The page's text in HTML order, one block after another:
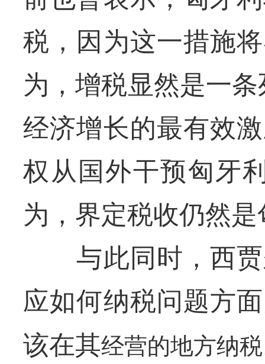
税，因为这一措施
为，增税显然是一
经济增长的最有效
权从国外干预匈牙
为，界定税收仍然
与此同时，西贾
应如何纳税问题方
该在其经营的地方纳